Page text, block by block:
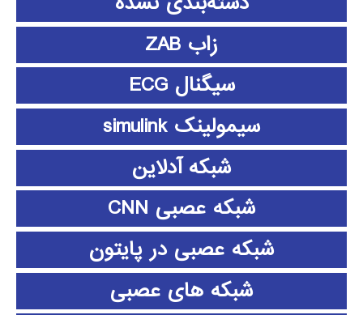
زاب ZAB
سیگنال ECG
سیمولینک simulink
شبکه آدلاین
شبکه عصبی CNN
شبکه عصبی در پایتون
شبکه های عصبی